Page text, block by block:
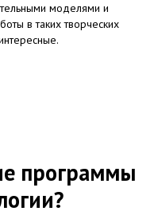
моделями и
в таких творческих
программы